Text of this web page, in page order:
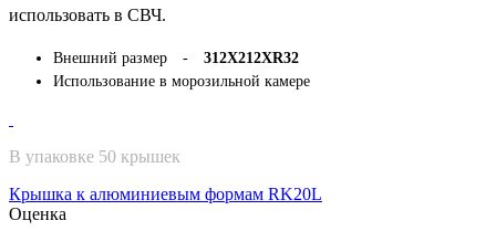
использовать в СВЧ.
Внешний размер - 312Х212ХR32
Использование в морозильной камере
В упаковке 50 крышек
Крышка к алюминиевым формам RK20L
Оценка